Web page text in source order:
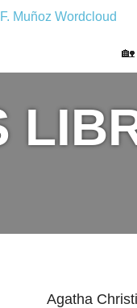
F.
🏡
Agatha